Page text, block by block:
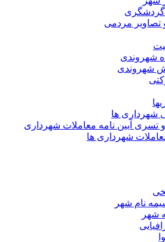
مردمی
شهروندی
شهروندی
ها
آیین نامه معاملات شهرداری
شهرداری ها
نام شهر